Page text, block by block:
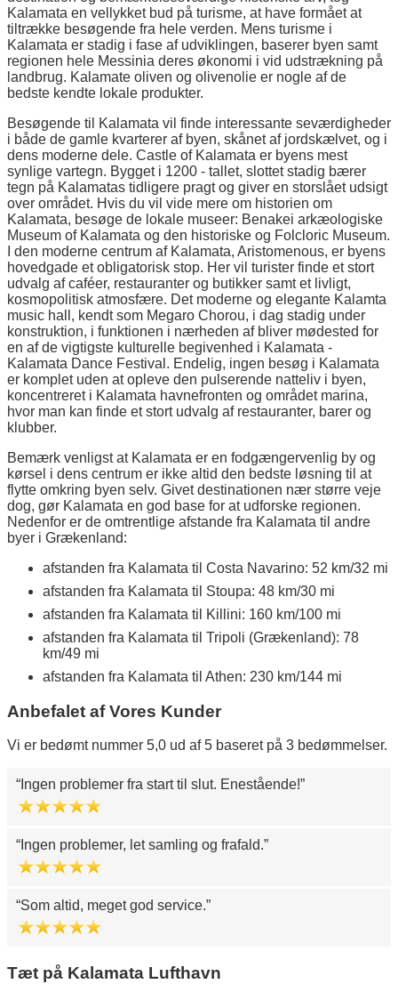
Kalamata en vellykket bud på turisme, at have formået at
tiltrække besøgende fra hele verden. Mens turisme i
Kalamata er stadig i fase af udviklingen, baserer byen samt
regionen hele Messinia deres økonomi i vid udstrækning på
landbrug. Kalamate oliven og olivenolie er nogle af de
bedste kendte lokale produkter.
Besøgende til Kalamata vil finde interessante seværdigheder
i både de gamle kvarterer af byen, skånet af jordskælvet, og i
dens moderne dele. Castle of Kalamata er byens mest
synlige vartegn. Bygget i 1200 - tallet, slottet stadig bærer
tegn på Kalamatas tidligere pragt og giver en storslået udsigt
over området. Hvis du vil vide mere om historien om
Kalamata, besøge de lokale museer: Benakei arkæologiske
Museum of Kalamata og den historiske og Folcloric Museum.
I den moderne centrum af Kalamata, Aristomenous, er byens
hovedgade et obligatorisk stop. Her vil turister finde et stort
udvalg af caféer, restauranter og butikker samt et livligt,
kosmopolitisk atmosfære. Det moderne og elegante Kalamta
music hall, kendt som Megaro Chorou, i dag stadig under
konstruktion, i funktionen i nærheden af bliver mødested for
en af de vigtigste kulturelle begivenhed i Kalamata -
Kalamata Dance Festival. Endelig, ingen besøg i Kalamata
er komplet uden at opleve den pulserende natteliv i byen,
koncentreret i Kalamata havnefronten og området marina,
hvor man kan finde et stort udvalg af restauranter, barer og
klubber.
Bemærk venligst at Kalamata er en fodgængervenlig by og
kørsel i dens centrum er ikke altid den bedste løsning til at
flytte omkring byen selv. Givet destinationen nær større veje
dog, gør Kalamata en god base for at udforske regionen.
Nedenfor er de omtrentlige afstande fra Kalamata til andre
byer i Grækenland:
afstanden fra Kalamata til Costa Navarino: 52 km/32 mi
afstanden fra Kalamata til Stoupa: 48 km/30 mi
afstanden fra Kalamata til Killini: 160 km/100 mi
afstanden fra Kalamata til Tripoli (Grækenland): 78
km/49 mi
afstanden fra Kalamata til Athen: 230 km/144 mi
Anbefalet af Vores Kunder
Vi er bedømt nummer 5,0 ud af 5 baseret på 3 bedømmelser.
Ingen problemer fra start til slut. Enestående!
Ingen problemer, let samling og frafald.
Som altid, meget god service.
Tæt på Kalamata Lufthavn